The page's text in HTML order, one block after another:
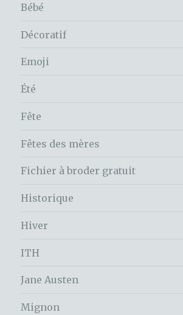
Bébé
Décoratif
Emoji
Été
Fête
Fêtes des mères
Fichier à broder gratuit
Historique
Hiver
ITH
Jane Austen
Mignon